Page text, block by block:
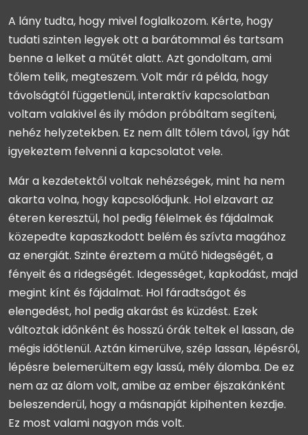
A lány tudta, hogy mivel foglalkozom. Kérte, hogy
tudati szinten legyek ott a barátommal és tartsam
benne a lelket a műtét alatt. Azt gondoltam, ami
tőlem telik, megteszem. Volt már rá példa, hogy
távolságtól függetlenül, interaktív kapcsolatban
voltam valakivel és ily módon próbáltam segíteni,
nehéz helyzetekben. Ez nem állt tőlem távol, így hát
igyekeztem felvenni a kapcsolatot vele.
Már a kezdetektől voltak nehézségek, mint ha nem
akarta volna, hogy kapcsolódjunk. Hol elzavart az
éteren keresztül, hol pedig félelmek és fájdalmak
közepedte kapaszkodott belém és szívta magához
az energiát. Szinte éreztem a műtő hidegségét, a
fényeit és a ridegségét. Idegességet, kapkodást, majd
megint kínt és fájdalmat. Hol fáradtságot és
elengedést, hol pedig akarást és küzdést. Ezek
változtak időnként és hosszú órák teltek el lassan, de
mégis időtlenül. Aztán kimerülve, szép lassan, lépésről,
lépésre belemerültem egy lassú, mély álomba. De ez
nem az az álom volt, amibe az ember éjszakánként
beleszenderül, hogy a másnapját kipihenten kezdje.
Ez most valami nagyon más volt.